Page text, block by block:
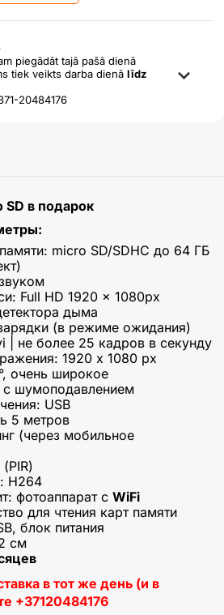
piegādāt tajā pašā dienā
tiek veikts darba dienā līdz
20484176
в подарок
micro SD/SDHC до 64 ГБ
Full HD 1920 x 1080px
дыма
(в режиме ожидания)
| не более 25 кадров в секунду
1920 x 1080 px
очень широкое
шумоподавлением
USB
5 метров
(через мобильное
H264
фотоаппарат с WiFi
для чтения карт памяти
блок питания
см
в тот же день (и в
+37120484176